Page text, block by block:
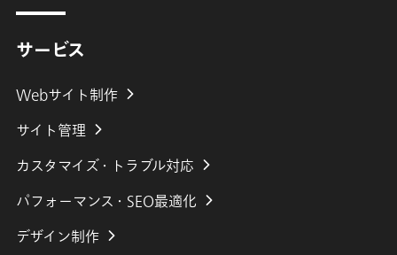
サービス
Webサイト制作
サイト管理
カスタマイズ・トラブル対応
パフォーマンス・SEO最適化
デザイン制作